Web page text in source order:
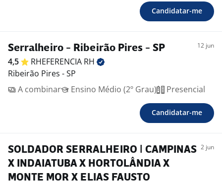
Candidatar-me
Serralheiro - Ribeirão Pires - SP 12 jun
4,5 RHEFERENCIA RH
Ribeirão Pires - SP
A combinar
Ensino Médio (2º Grau) Presencial
Candidatar-me
SOLDADOR SERRALHEIRO | CAMPINAS
X INDAIATUBA X HORTOLÂNDIA X
MONTE MOR X ELIAS FAUSTO
2 jun